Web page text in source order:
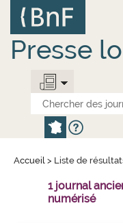
contenu
principal
Presse
Accueil > Liste de
1 journal
numérisé
Panneau de gestion des